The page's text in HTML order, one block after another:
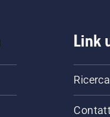
Link